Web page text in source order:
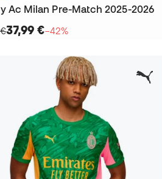
Ac Milan Pre-Match 2025-2026
37,99 €−42%